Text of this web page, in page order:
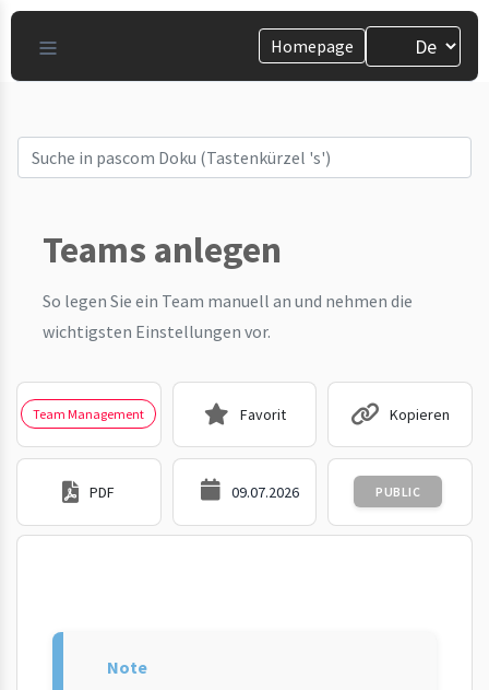
Homepage
Teams anlegen
So legen Sie ein Team manuell an und nehmen die
wichtigsten Einstellungen vor.
Team Management Favorit Kopieren
PDF 09.07.2026 PUBLIC